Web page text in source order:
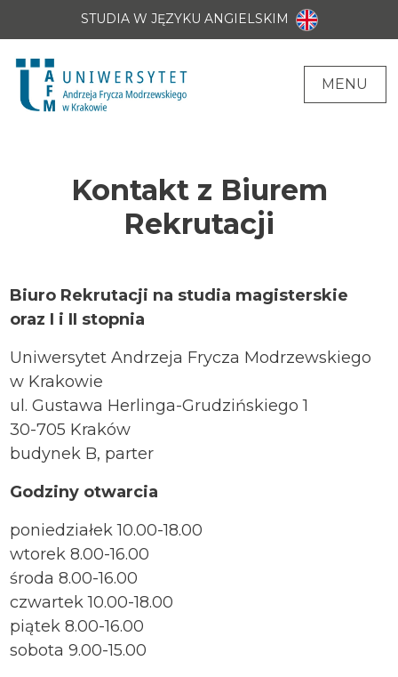
STUDIA W JĘZYKU ANGIELSKIM
MENU
Kontakt z Biurem
Rekrutacji
Biuro Rekrutacji na studia magisterskie
oraz I i II stopnia
Uniwersytet Andrzeja Frycza Modrzewskiego
w Krakowie
ul. Gustawa Herlinga-Grudzińskiego 1
30-705 Kraków
budynek B, parter
Godziny otwarcia
poniedziałek 10.00-18.00
wtorek 8.00-16.00
środa 8.00-16.00
czwartek 10.00-18.00
piątek 8.00-16.00
sobota 9.00-15.00